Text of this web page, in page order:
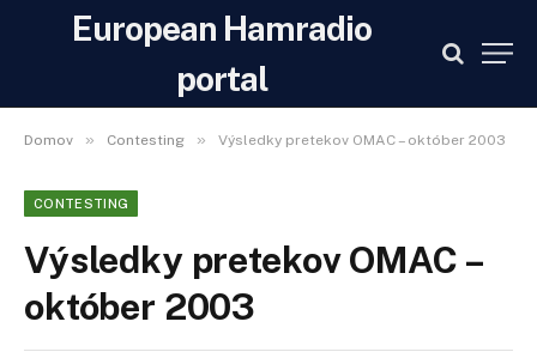
European Hamradio
portal
Domov » Contesting » Výsledky pretekov OMAC – október 2003
CONTESTING
Výsledky pretekov OMAC –
október 2003